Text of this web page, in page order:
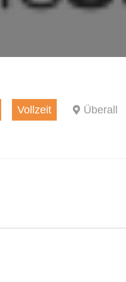
Vollzeit
Überall